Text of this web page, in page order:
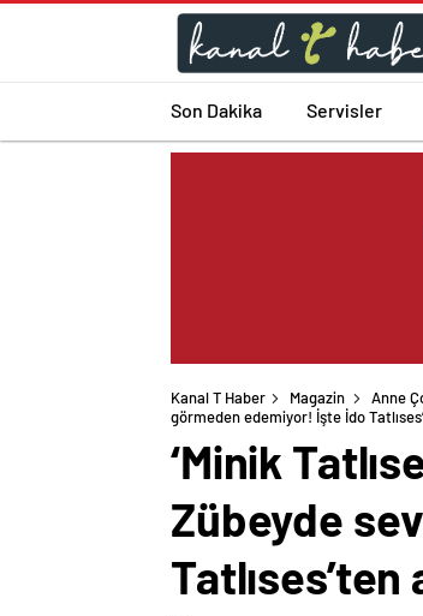
Son Dakika Servisler
Kanal T Haber Magazin Anne
görmeden edemiyor! İşte İdo
‘Minik
Zübeyde